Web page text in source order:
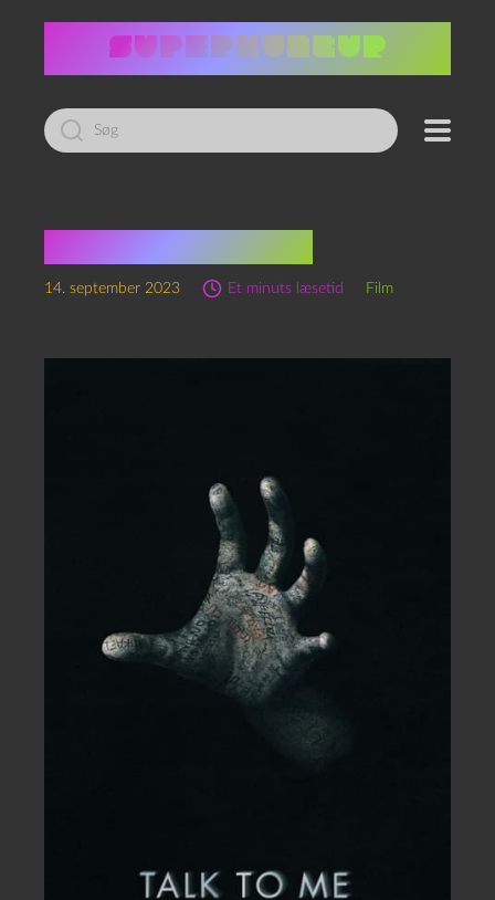
Led
efter:
14. september 2023 Et minuts læsetid Film